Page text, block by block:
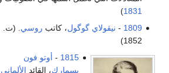
1831
)
1809
- نيقولاي گوگول، كاتب روسي . (ت.
1852)
1815
- أوتو فون
بسمارك، القائد الألماني